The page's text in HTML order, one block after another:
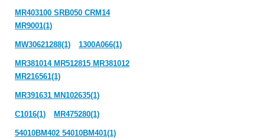
MR403100 SRB050 CRM14
MR9001(1)
MW30621288(1) 1300A066(1)
MR381014 MR512815 MR381012
MR216561(1)
MR391631 MN102635(1)
C1016(1) MR475280(1)
54010BM402 54010BM401(1)